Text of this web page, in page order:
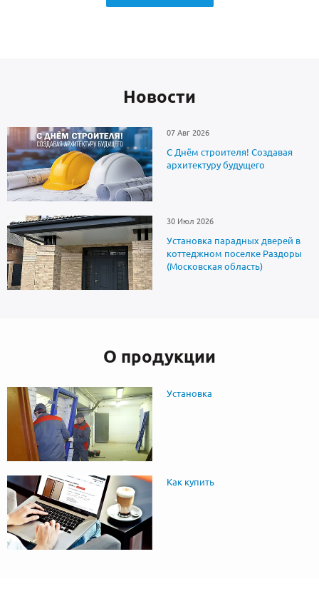
Новоcти
07 Авг 2026
С Днём строителя! Создавая
архитектуру будущего
30 Июл 2026
Установка парадных дверей в
коттеджном поселке Раздоры
(Московская область)
О продукции
Установка
Как купить